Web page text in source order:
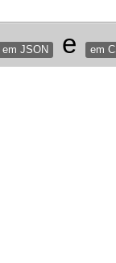
em JSON e em